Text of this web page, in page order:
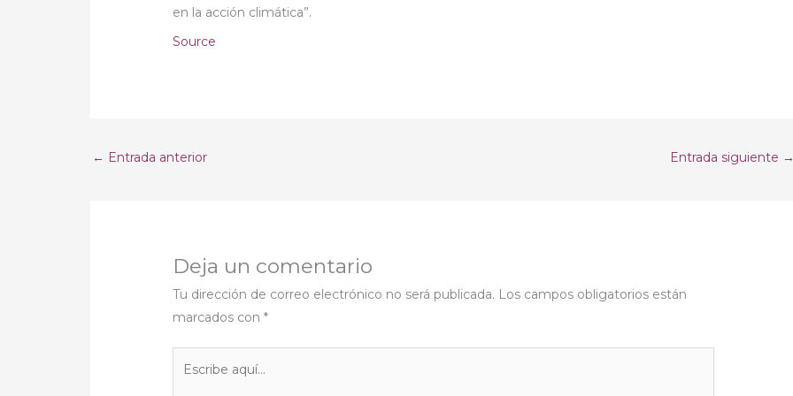
en la acción climática”.
Source
← Entrada anterior Entrada siguiente
Deja un comentario
Tu dirección de correo electrónico no será publicada. Los campos obligatorios están
marcados con*